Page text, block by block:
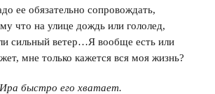
ее обязательно сопровождать,
что на улице дождь или гололед,
сильный ветер…Я вообще есть или
мне только кажется вся моя жизнь?
быстро его хватает.